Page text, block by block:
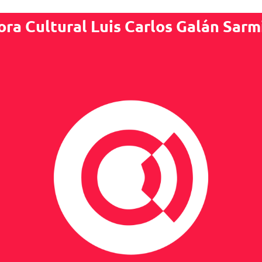
Cultural Luis Carlos Galán